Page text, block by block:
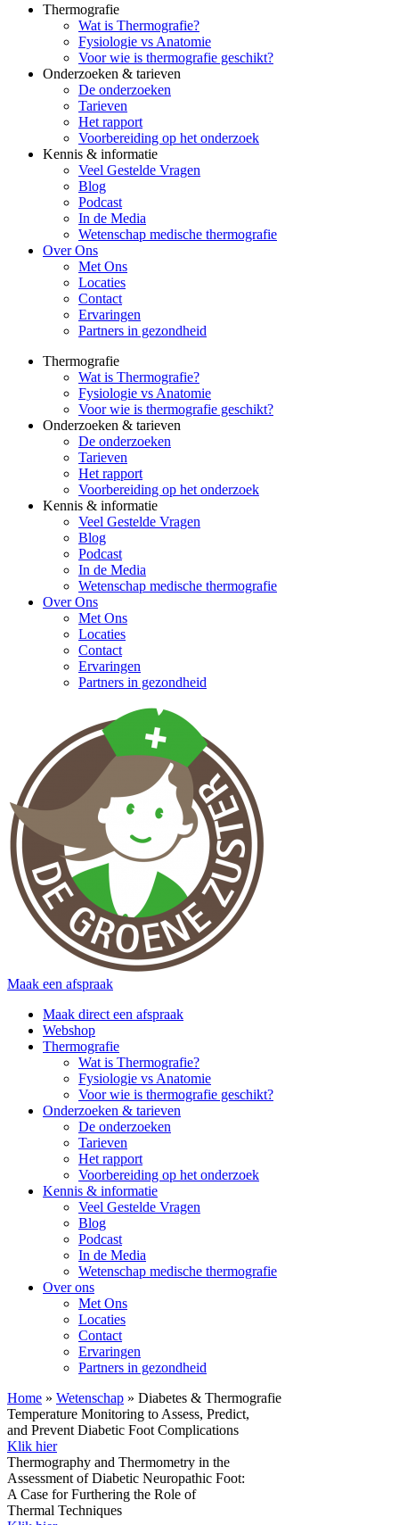
Thermografie
Wat is Thermografie?
Fysiologie vs Anatomie
Voor wie is thermografie geschikt?
Onderzoeken & tarieven
De onderzoeken
Tarieven
Het rapport
Voorbereiding op het onderzoek
Kennis & informatie
Veel Gestelde Vragen
Blog
Podcast
In de Media
Wetenschap medische thermografie
Over Ons
Met Ons
Locaties
Contact
Ervaringen
Partners in gezondheid
Thermografie
Wat is Thermografie?
Fysiologie vs Anatomie
Voor wie is thermografie geschikt?
Onderzoeken & tarieven
De onderzoeken
Tarieven
Het rapport
Voorbereiding op het onderzoek
Kennis & informatie
Veel Gestelde Vragen
Blog
Podcast
In de Media
Wetenschap medische thermografie
Over Ons
Met Ons
Locaties
Contact
Ervaringen
Partners in gezondheid
Maak een afspraak
Maak direct een afspraak
Webshop
Thermografie
Wat is Thermografie?
Fysiologie vs Anatomie
Voor wie is thermografie geschikt?
Onderzoeken & tarieven
De onderzoeken
Tarieven
Het rapport
Voorbereiding op het onderzoek
Kennis & informatie
Veel Gestelde Vragen
Blog
Podcast
In de Media
Wetenschap medische thermografie
Over ons
Met Ons
Locaties
Contact
Ervaringen
Partners in gezondheid
Home » Wetenschap » Diabetes & Thermografie
Temperature Monitoring to Assess, Predict,
and Prevent Diabetic Foot Complications
Klik hier
Thermography and Thermometry in the
Assessment of Diabetic Neuropathic Foot:
A Case for Furthering the Role of
Thermal Techniques